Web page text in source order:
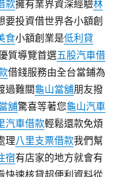
款擁有業界資深經驗林
要投資借世界各小額創
食小額創業是低利貸
質導覽首選五股汽車借
借錢服務由全台當鋪為
過難關龜山當舖朋友撥
舖驚喜等著您龜山汽車
汽車借款輕鬆還款免煩
理八里支票借款我們幫
宿有店家的地方就會有
快速核貸超便利資料從